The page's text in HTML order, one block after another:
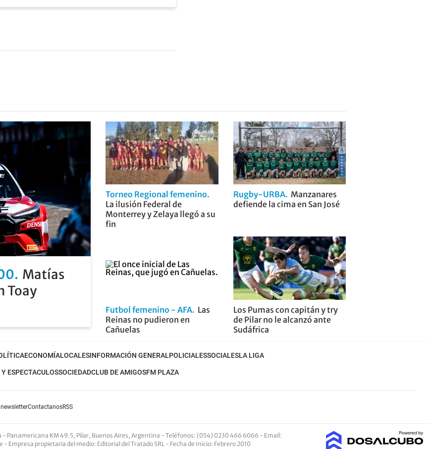
Matías
Toay
Torneo Regional femenino
La ilusión Federal de
Monterrey y Zelaya llegó a su
fin
Rugby-URBA
Manzanares
defiende la cima en San José
Futbol femenino - AFA Las
Reinas no pudieron en
Cañuelas
Los Pumas con capitán y try
de Pilar no le alcanzó ante
Sudáfrica
ECONOMÍALOCALESINFORMACIÓN GENERALPOLICIALESSOCIALESLA LIGA
ESPECTACULOSSOCIEDADCLUB DE AMIGOSFM PLAZA
ContactanosRSS
- Panamericana KM 49.5, Pilar, Buenos Aires, Argentina - Teléfonos: (054) 0230 466 6066 - Email:
- Empresa propietaria del medio: Editorial del Tratado SRL - Fecha de Inicio: Febrero 2010